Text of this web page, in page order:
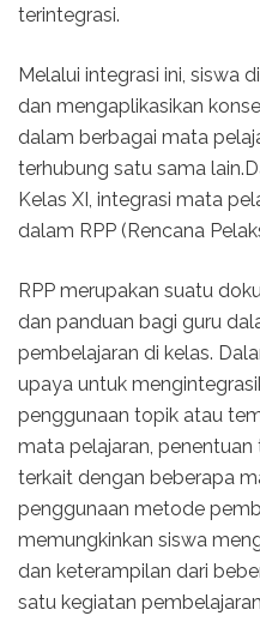
terintegrasi.
Melalui integrasi ini, siswa
dan mengaplikasikan
dalam berbagai mata
terhubung satu sama
Kelas XI, integrasi mata
dalam RPP (Rencana
RPP merupakan suatu
dan panduan bagi guru
pembelajaran di kelas.
upaya untuk
penggunaan topik atau
mata pelajaran,
terkait dengan beberapa
penggunaan metode
memungkinkan siswa
dan keterampilan dari
satu kegiatan